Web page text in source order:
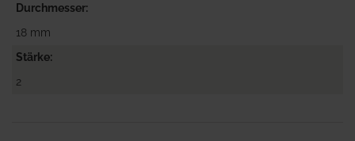
Durchmesser
18 mm
Stärke
2